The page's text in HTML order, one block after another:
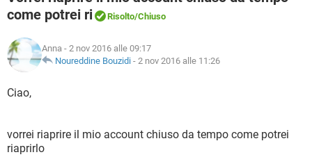
TIKTOK
HARDWARE
iOS
TIKTOK FACEBOOK
INTRATTENIMENTO
iOS
INSTAGRAM
TIKTOK
INTRATTENIMENTO ANDROID
TIKTOK FACEBOOK
HARDWARE
GLOSSARIO
COVID-19
INTRATTENIMENTO
INSTAGRAM WHATSAPP
come potrei ri
Risolto/Chiuso
Anna - 2 nov 2016 alle 09:17
Noureddine Bouzidi - 2 nov 2016 alle 11:26
Ciao,
vorrei riaprire il mio account chiuso da tempo come potrei
riaprirlo